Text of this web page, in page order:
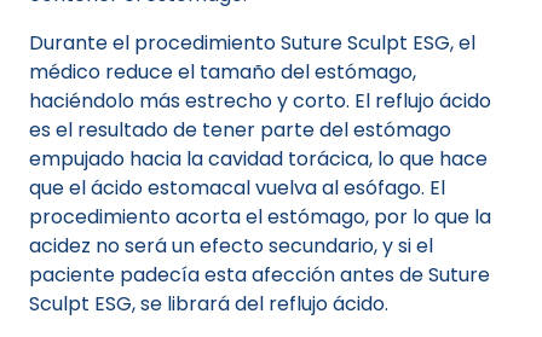
Durante el procedimiento Suture Sculpt ESG, el
médico reduce el tamaño del estómago,
haciéndolo más estrecho y corto. El reflujo ácido
es el resultado de tener parte del estómago
empujado hacia la cavidad torácica, lo que hace
que el ácido estomacal vuelva al esófago. El
procedimiento acorta el estómago, por lo que la
acidez no será un efecto secundario, y si el
paciente padecía esta afección antes de Suture
Sculpt ESG, se librará del reflujo ácido.